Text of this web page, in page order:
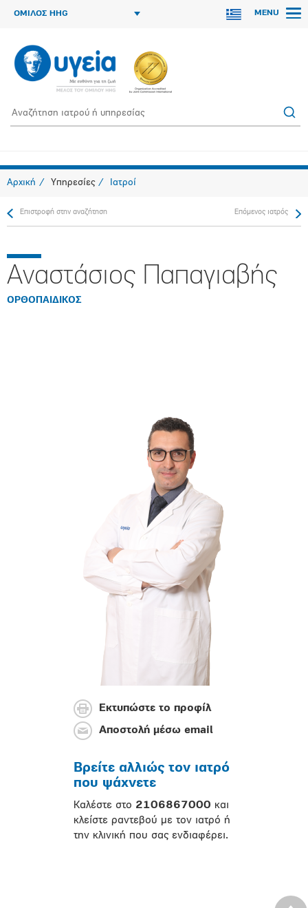
ΟΜΙΛΟΣ HHG MENU
Αρχική Υπηρεσίες Ιατροί
Επιστροφή στην αναζήτηση Επόμενος ιατρός
Αναστάσιος Παπαγιαβής
ΟΡΘΟΠAIΔΙΚΟΣ
Εκτυπώστε το προφίλ
Αποστολή μέσω email
Βρείτε αλλιώς τον ιατρό
που ψάχνετε
Καλέστε στο 2106867000 και
κλείστε ραντεβού με τον ιατρό ή
την κλινική που σας ενδιαφέρει.